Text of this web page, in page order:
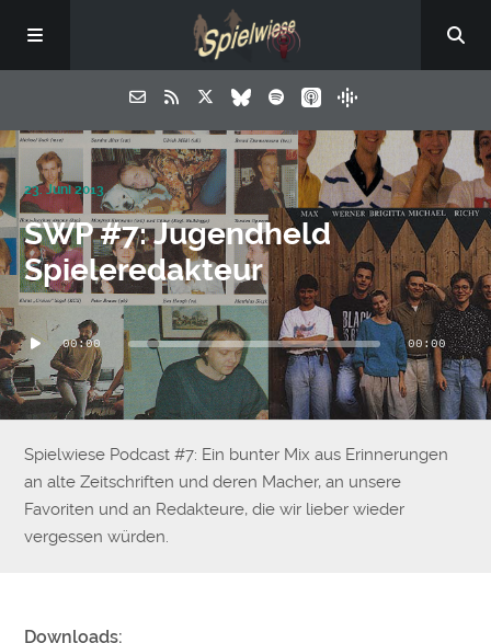
23. Juni 2013
SWP #7: Jugendheld
Spieleredakteur
Audio-
Player00:00 00:00
Spielwiese Podcast #7: Ein bunter Mix aus Erinnerungen
an alte Zeitschriften und deren Macher, an unsere
Favoriten und an Redakteure, die wir lieber wieder
vergessen würden.
Downloads: